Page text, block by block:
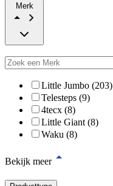
Merk
Little Jumbo (203)
Telesteps (9)
4tecx (8)
Little Giant (8)
Waku (8)
Bekijk meer